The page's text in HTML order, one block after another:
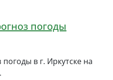
погоды
в г. Иркутске на